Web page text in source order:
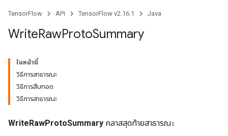
TensorFlow API TensorFlow v2.16.1 Java
WriteRawProtoSummary
ในหน้านี้
วิธีการสาธารณะ
วิธีการสืบทอด
วิธีการสาธารณะ
WriteRawProtoSummary คลาสสุดท้ายสาธารณะ